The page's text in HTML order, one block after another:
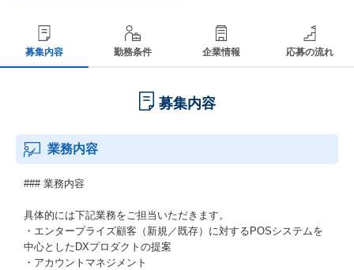
募集内容 勤務条件 企業情報 応募の流れ
募集内容
業務内容
### 業務内容
具体的には下記業務をご担当いただきます。
・エンタープライズ顧客（新規／既存）に対するPOSシステムを
中心としたDXプロダクトの提案
・アカウントマネジメント